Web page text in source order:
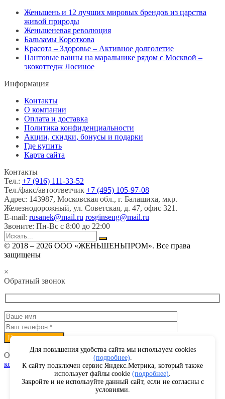
Женьшень и 12 лучших мировых брендов из царства
живой природы
Женьшеневая революция
Бальзамы Короткова
Красота – Здоровье – Активное долголетие
Пантовые ванны на маральнике рядом с Москвой –
экокоттедж Лосиное
Информация
Контакты
О компании
Оплата и доставка
Политика конфиденциальности
Акции, скидки, бонусы и подарки
Где купить
Карта сайта
Контакты
Тел.: +7 (916) 111-33-52
Тел./факс/автоответчик +7 (495) 105-97-08
Адрес: 143987, Московская обл., г. Балашиха, мкр.
Железнодорожный, ул. Советская, д. 47, офис 321.
E-mail: rusanek@mail.ru rosginseng@mail.ru
Звоните: Пн-Вс с 8:00 до 22:00
© 2018 – 2026 ООО «ЖЕНЬШЕНЬПРОМ». Все права
защищены
×
Обратный звонок
Отправляя данные, я соглашаюсь с условиями
конфиденциальности
Для повышения удобства сайта мы используем cookies
(подробнее).
К сайту подключен сервис Яндекс.Метрика, который также
использует файлы cookie (подробнее).
Закройте и не используйте данный сайт, если не согласны с
условиями.
Заполняя любые формы на данном сайте вы подтверждаете свое
совершеннолетие и соглашаетесь на обработку персональных данных в